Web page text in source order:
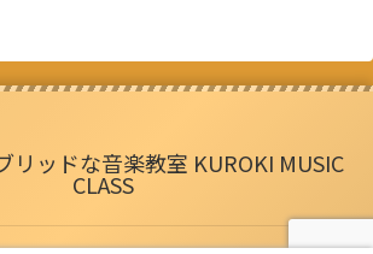
リッドな音楽教室 KUROKI MUSIC
CLASS